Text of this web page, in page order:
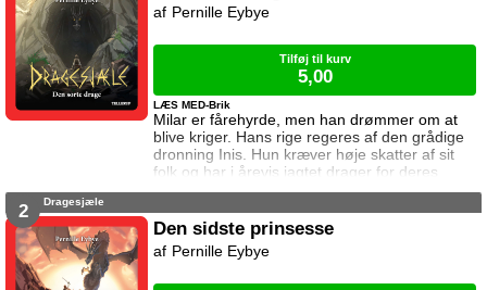
titel findes også i LIX 8!/a
Milar er fårehyrde, men han drømmer om at
blive kriger. Hans rige regeres af den grådige
dronning Inis. Hun kræver høje skatter af sit
folk og har i årevis jagtet drager for deres
sjæle. Da herre Grogan kommer til Milars
Milars liv sig.
LÆS MED-Brik
Pernille Eybye
Tilføj til kurv
5,00
2 Dragesjæle
Den sidste prinsesse
Pernille Eybye